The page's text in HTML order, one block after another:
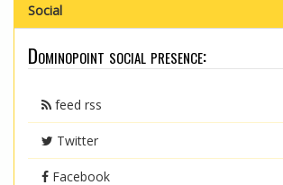
Social
Dominopoint social presence:
feed rss
Twitter
Facebook